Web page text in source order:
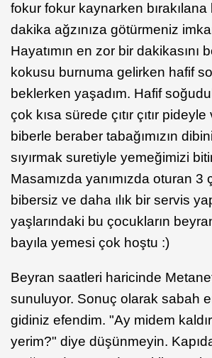
fokur fokur kaynarken bırakılana
dakika ağzınıza götürmeniz
Hayatımın en zor bir dakikasını
kokusu burnuma gelirken hafif
beklerken yaşadım. Hafif
çok kısa sürede çıtır çıtır
biberle beraber tabağımızın dibini
sıyırmak suretiyle yemeğimizi
Masamızda yanımızda oturan 3
bibersiz ve daha ılık bir servis
yaşlarındaki bu çocukların
bayıla yemesi çok hoştu :)
Beyran saatleri haricinde
sunuluyor. Sonuç olarak sabah
gidiniz efendim. "Ay midem
yerim?" diye düşünmeyin.